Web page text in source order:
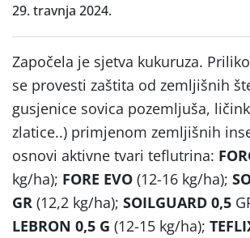
29. travnja 2024.
Započela je sjetva kukuruza.
se provesti zaštita od zemljišnih
gusjenice sovica pozemljuša,
zlatice..) primjenom zemljišnih
osnovi aktivne tvari teflutrina:
kg/ha); FORE EVO (12-16 kg/ha);
GR (12,2 kg/ha); SOILGUARD 0,5
LEBRON 0,5 G (12-15 kg/ha);